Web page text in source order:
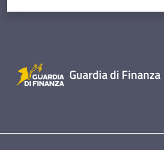
Guardia di Finanza